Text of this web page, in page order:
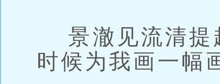
景澈见流清提
时候为我画一幅